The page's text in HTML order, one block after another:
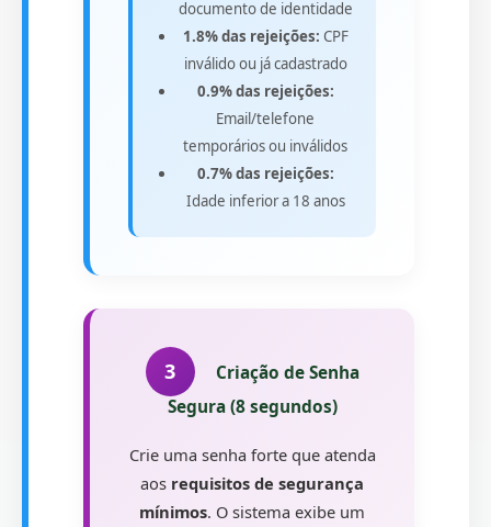
documento de identidade
1.8% das rejeições: CPF
inválido ou já cadastrado
0.9% das rejeições:
Email/telefone
temporários ou inválidos
0.7% das rejeições:
Idade inferior a 18 anos
3
Criação de Senha
Segura (8 segundos)
Crie uma senha forte que atenda
aos requisitos de segurança
mínimos. O sistema exibe um